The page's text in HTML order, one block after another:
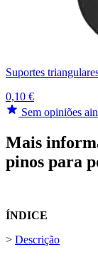
Suportes
0,10 €
Sem opiniões
Mais
pinos para
ÍNDICE
> Descrição